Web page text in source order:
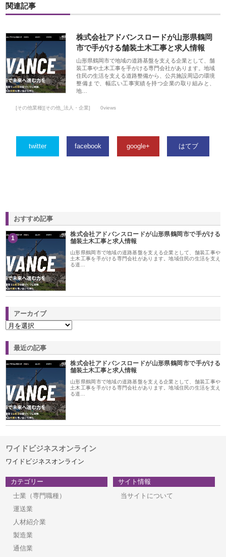
関連記事
株式会社アドバンスロードが山形県鶴岡
市で手がける舗装土木工事と求人情報
山形県鶴岡市で地域の道路基盤を支える企業として、舗
装工事や土木工事を手がける専門会社があります。地域
住民の生活を支える道路整備から、公共施設周辺の環境
整備まで、幅広い工事実績を持つ企業の取り組みと、
地…
[その他業種][その他_法人・企業] 0views
twitter facebook google+ はてブ
おすすめ記事
1
株式会社アドバンスロードが山形県鶴岡市で手がける
舗装土木工事と求人情報
山形県鶴岡市で地域の道路基盤を支える企業として、舗装工事や
土木工事を手がける専門会社があります。地域住民の生活を支え
る道…
アーカイブ
最近の記事
株式会社アドバンスロードが山形県鶴岡市で手がける
舗装土木工事と求人情報
山形県鶴岡市で地域の道路基盤を支える企業として、舗装工事や
土木工事を手がける専門会社があります。地域住民の生活を支え
る道…
ワイドビジネスオンライン
ワイドビジネスオンライン
カテゴリー
士業（専門職種）
運送業
人材紹介業
製造業
通信業
サイト情報
当サイトについて